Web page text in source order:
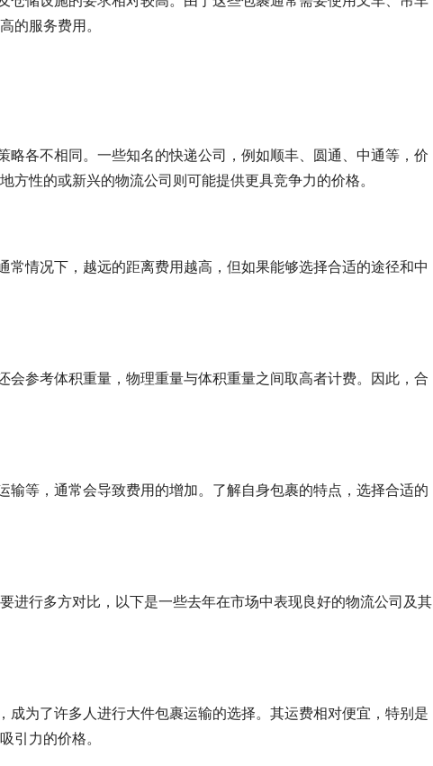
的服务费用。
性的或新兴的物流公司则可能提供更具竞争力的价格。
进行多方对比，以下是一些去年在市场中表现良好的物流公司及其
引力的价格。